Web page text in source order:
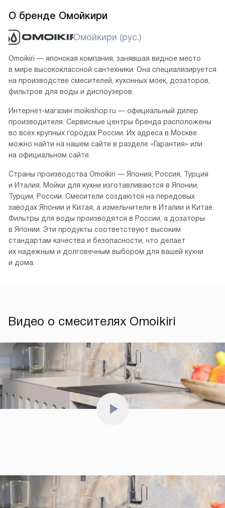
О бренде Омойкири
Омойкири (рус.)
Omoikiri — японская компания, занявшая видное место
в мире высококлассной сантехники. Она специализируется
на производстве смесителей, кухонных моек, дозаторов,
фильтров для воды и диспоузеров.
Интернет-магазин moikishop.ru — официальный дилер
производителя. Сервисные центры бренда расположены
во всех крупных городах России. Их адреса в Москве
можно найти на нашем сайте в разделе «Гарантия» или
на официальном сайте.
Страны производства Omoikiri — Япония, Россия, Турция
и Италия. Мойки для кухни изготавливаются в Японии,
Турции, России. Смесители создаются на передовых
заводах Японии и Китая, а измельчители в Италии и Китае.
Фильтры для воды производятся в России, а дозаторы
в Японии. Эти продукты соответствуют высоким
стандартам качества и безопасности, что делает
их надежным и долговечным выбором для вашей кухни
и дома.
Видео о смесителях Omoikiri